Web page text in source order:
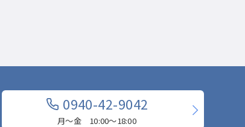
0940-42-9042
月〜金 10:00〜18:00